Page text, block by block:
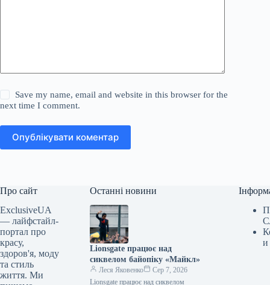
Save my name, email and website in this browser for the
next time I comment.
Опублікувати коментар
Про сайт
ExclusiveUA
— лайфстайл-
портал про
красу,
здоров'я, моду
та стиль
життя. Ми
Останні новини
Lionsgate працює над
сиквелом байопіку «Майкл»
Леся Яковенко
Сер 7, 2026
Lionsgate працює над сиквелом
и